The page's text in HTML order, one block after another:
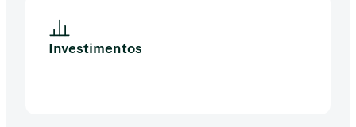
Investimentos